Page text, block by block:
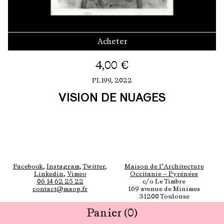
Acheter
4,00 €
PL199, 2022
VISION DE NUAGES
Panier (0)
Facebook, Instagram, Twitter,
Linkedin, Vimeo
Maison de l’Architecture
Occitanie — Pyrénées
06 14 62 25 22
contact@maop.fr
c/o Le Timbre
169 avenue de Minimes
31200 Toulouse